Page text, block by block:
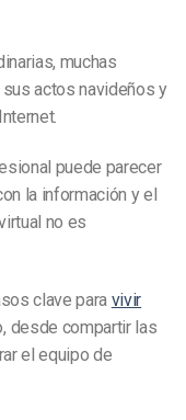
muchas
actos navideños y
puede parecer
la información y el
no es
clave para vivir
desde compartir las
el equipo de